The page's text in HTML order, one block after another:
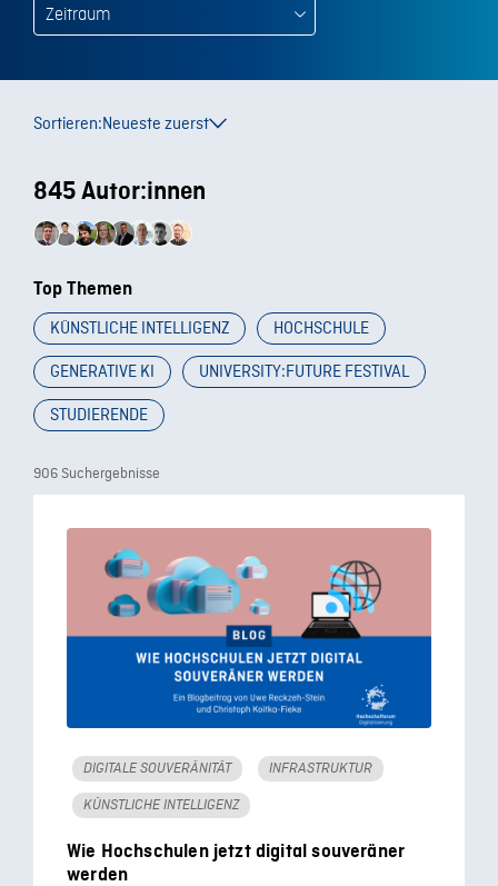
Sortieren:Neueste zuerst
906 Suchergebnisse
DIGITALE SOUVERÄNITÄT INFRASTRUKTUR
KÜNSTLICHE INTELLIGENZ
Wie Hochschulen jetzt digital souveräner
werden
845 Autor:innen
Top Themen
KÜNSTLICHE INTELLIGENZ
HOCHSCHULE
GENERATIVE KI
UNIVERSITY:FUTURE FESTIVAL
STUDIERENDE